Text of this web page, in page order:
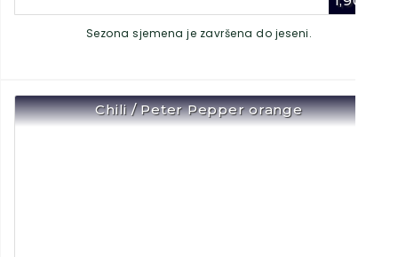
Sezona sjemena je završena do jeseni.
Chili / Peter Pepper orange